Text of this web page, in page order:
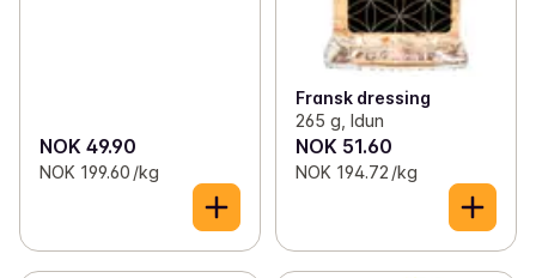
NOK 49.90
NOK 199.60 /kg
Fransk dressing
265 g, Idun
NOK 51.60
NOK 194.72 /kg